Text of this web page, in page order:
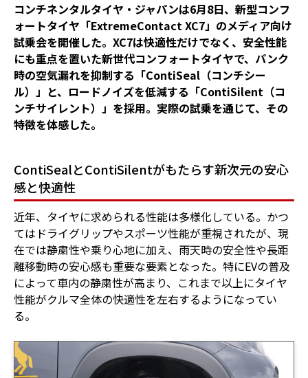
コンチネンタルタイヤ・ジャパンは6月8日、新型コンフ
ォートタイヤ「ExtremeContact XC7」のメディア向け
試乗会を開催した。XC7は快適性だけでなく、安全性能
にも重点を置いた新世代コンフォートタイヤで、パンク
時の空気漏れを抑制する「ContiSeal（コンチシー
ル）」と、ロードノイズを低減する「ContiSilent（コ
ンチサイレント）」を採用。実際の試乗を通じて、その
特徴を体感した。
ContiSealとContiSilentがもたらす新次元の安心
感と快適性
近年、タイヤに求められる性能は多様化している。かつ
てはドライグリップやスポーツ性能が重視されたが、現
在では静粛性や乗り心地に加え、雨天時の安全性や長距
離移動時の安心感も重要な要素となった。特にEVの普及
によって車内の静粛性が高まり、これまで以上にタイヤ
性能がクルマ全体の快適性を左右するようになってい
る。